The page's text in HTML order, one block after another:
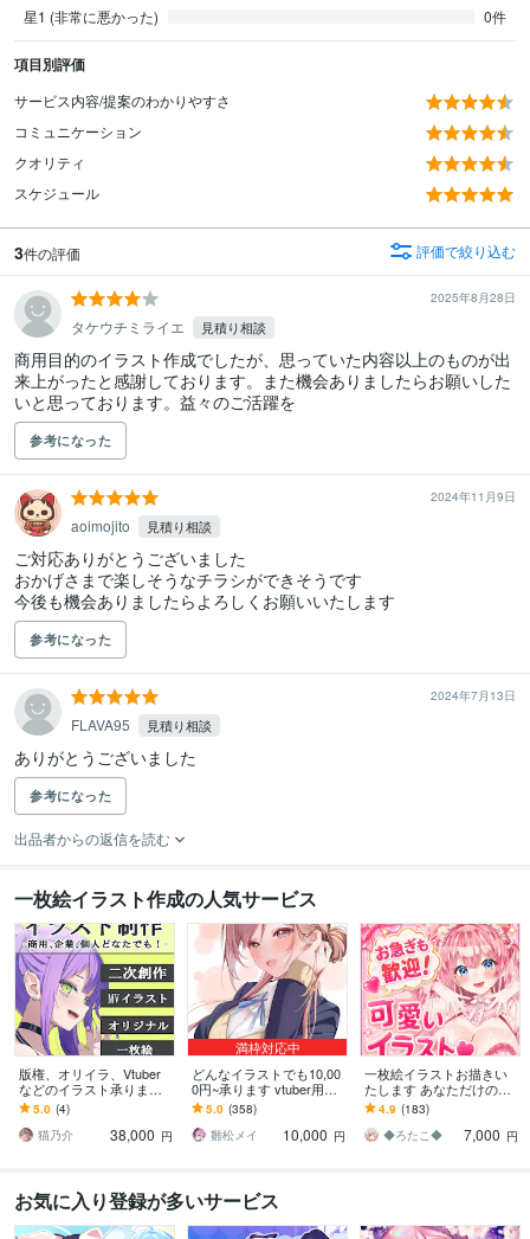
星1 (非常に悪かった)
0件
項目別評価
サービス内容/提案のわかりやすさ
コミュニケーション
クオリティ
スケジュール
3件の評価 評価で絞り込む
2025年8月28日
タケウチミライエ 見積り相談
商用目的のイラスト作成でしたが、思っていた内容以上のものが出
来上がったと感謝しております。また機会ありましたらお願いした
いと思っております。益々のご活躍を
参考になった
2024年11月9日
aoimojito 見積り相談
ご対応ありがとうございました
おかげさまで楽しそうなチラシができそうです
今後も機会ありましたらよろしくお願いいたします
参考になった
2024年7月13日
FLAVA95 見積り相談
ありがとうございました
参考になった
出品者からの返信を読む
一枚絵イラスト作成の人気サービス
版権、オリイラ、Vtuber
などのイラスト承ります
アイコン、一枚絵、サム
ネイル等、ご希望のイラ
スト制作
5.0 (4)
猫乃介
38,000 円
満枠対応中
どんなイラストでも10,00
0円~承ります vtuber用立
ち絵、一枚絵、アイコン
などなんでもOK！
5.0 (358)
雛松メイ
10,000 円
一枚絵イラストお描きい
たします あなただけのオ
リジナルキャラクターを
お作り致します
4.9 (183)
◆ろたこ◆
7,000 円
お気に入り登録が多いサービス